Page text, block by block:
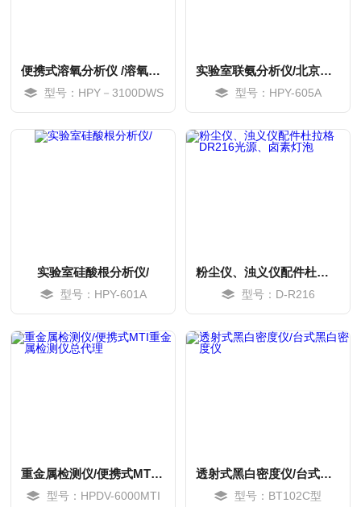
便携式溶氧分析仪 /溶氧分析仪价格 /手持式测氧仪
型号：HPY－3100DWS
实验室联氨分析仪/北京联氨分析仪
型号：HPY-605A
实验室硅酸根分析仪/
型号：HPY-601A
粉尘仪、浊义仪配件杜拉格DR216光源、卤素灯泡
型号：D-R216
重金属检测仪/便携式MTI重金属检测仪总代理
型号：HPDV-6000MTI
透射式黑白密度仪/台式黑白密度仪
型号：BT102C型